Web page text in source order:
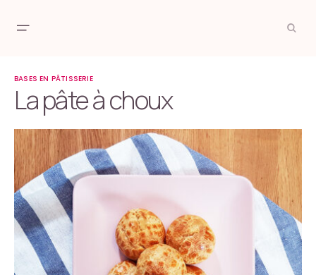
BASES EN PÂTISSERIE
La pâte à choux